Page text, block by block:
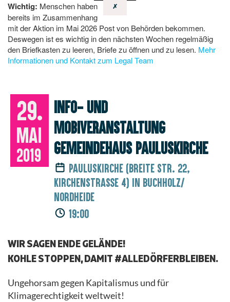
29.
Mai
2019
Info- und
Mobiveranstaltung
Gemeindehaus Pauluskirche
Pauluskirche (Breite Str. 22,
Kirchenstraße 4) in Buchholz/
Nordheide
19:00
WIR SAGEN ENDE GELÄNDE!
KOHLE STOPPEN, DAMIT #ALLEDÖRFERBLEIBEN.
Ungehorsam gegen Kapitalismus und für
Klimagerechtigkeit weltweit!
✗
Wichtig: Menschen haben
bereits im Zusammenhang
mit der Aktion im Mai 2026 Post von Behörden bekommen.
Deswegen ist es wichtig in den nächsten Wochen regelmäßig
den Briefkasten zu leeren, Briefe zu öffnen und zu lesen. Mehr
Informationen und Kontakt zum Legal Team